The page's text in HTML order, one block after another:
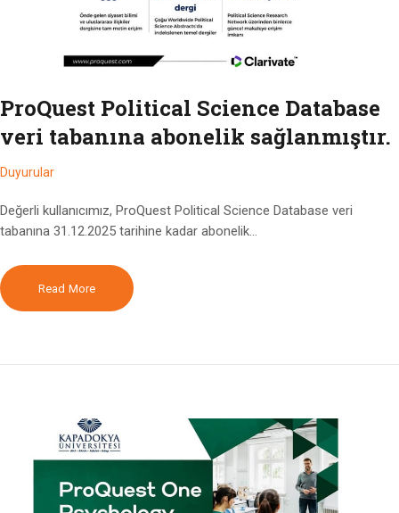
ProQuest Political Science Database
veri tabanına abonelik sağlanmıştır.
Duyurular
Değerli kullanıcımız, ProQuest Political Science Database veri
tabanına 31.12.2025 tarihine kadar abonelik…
Read More